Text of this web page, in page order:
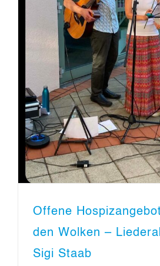
Offene
den Wolken –
Sigi Staab